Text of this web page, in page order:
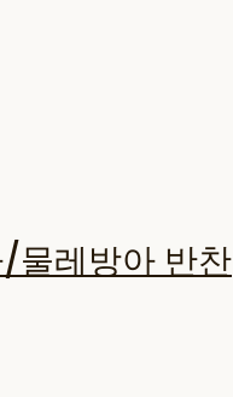
물레방아 반찬